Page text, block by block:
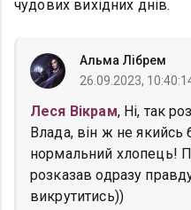
чудових вихідних днів.
Альма Лібрем
26.09.2023,
Леся Вікрам, Ні, так
Влада, він ж не якийсь
нормальний хлопець!
розказав одразу
викрутитись))